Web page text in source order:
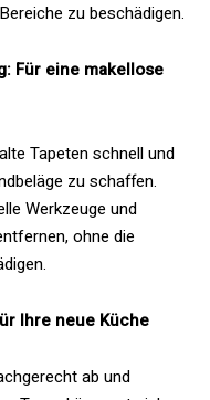
zu beschädigen.
Für eine makellose
Tapeten schnell und
zu schaffen.
Werkzeuge und
ohne die
Ihre neue Küche
ab und